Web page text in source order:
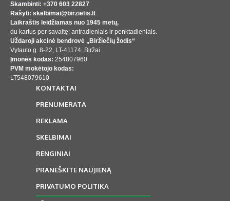
Skambinti: +370 603 22827
Rašyti: skelbimai@birzietis.lt
Laikraštis leidžiamas nuo 1945 metų,
du kartus per savaitę: antradieniais ir penktadieniais.
Uždaroji akcinė bendrovė „Biržiečių žodis“
Vytauto g. 8-22, LT-41174. Biržai
Įmonės kodas: 254807960
PVM mokėtojo kodas:
LT548079610
KONTAKTAI
PRENUMERATA
REKLAMA
SKELBIMAI
RENGINIAI
PRANEŠKITE NAUJIENĄ
PRIVATUMO POLITIKA